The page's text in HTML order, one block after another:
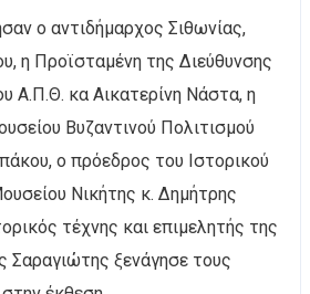
ο αντιδήμαρχος Σιθωνίας,
η Προϊσταμένη της Διεύθυνσης
Α.Π.Θ. κα Αικατερίνη Νάστα, η
Βυζαντινού Πολιτισμού
ο πρόεδρος του Ιστορικού
Νικήτης κ. Δημήτρης
τέχνης και επιμελητής της
Σαραγιώτης ξενάγησε τους